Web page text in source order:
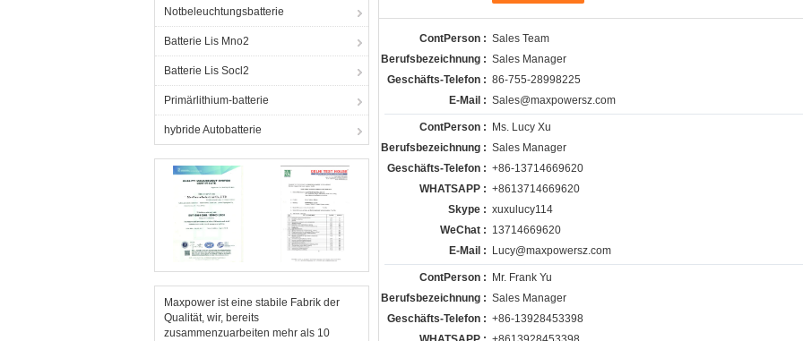
Notbeleuchtungsbatterie
Batterie Lis Mno2
Batterie Lis Socl2
Primärlithium-batterie
hybride Autobatterie
Maxpower ist eine stabile Fabrik der
Qualität, wir, bereits
zusammenzuarbeiten mehr als 10
ContPerson : Sales Team
Berufsbezeichnung : Sales Manager
Geschäfts-Telefon : 86-755-28998225
E-Mail : Sales@maxpowersz.com
ContPerson :
Ms. Lucy Xu
Berufsbezeichnung : Sales Manager
Geschäfts-Telefon : +86-13714669620
WHATSAPP : +8613714669620
Skype : xuxulucy114
WeChat : 13714669620
E-Mail :
Lucy@maxpowersz.com
ContPerson :
Mr. Frank Yu
Berufsbezeichnung : Sales Manager
Geschäfts-Telefon : +86-13928453398